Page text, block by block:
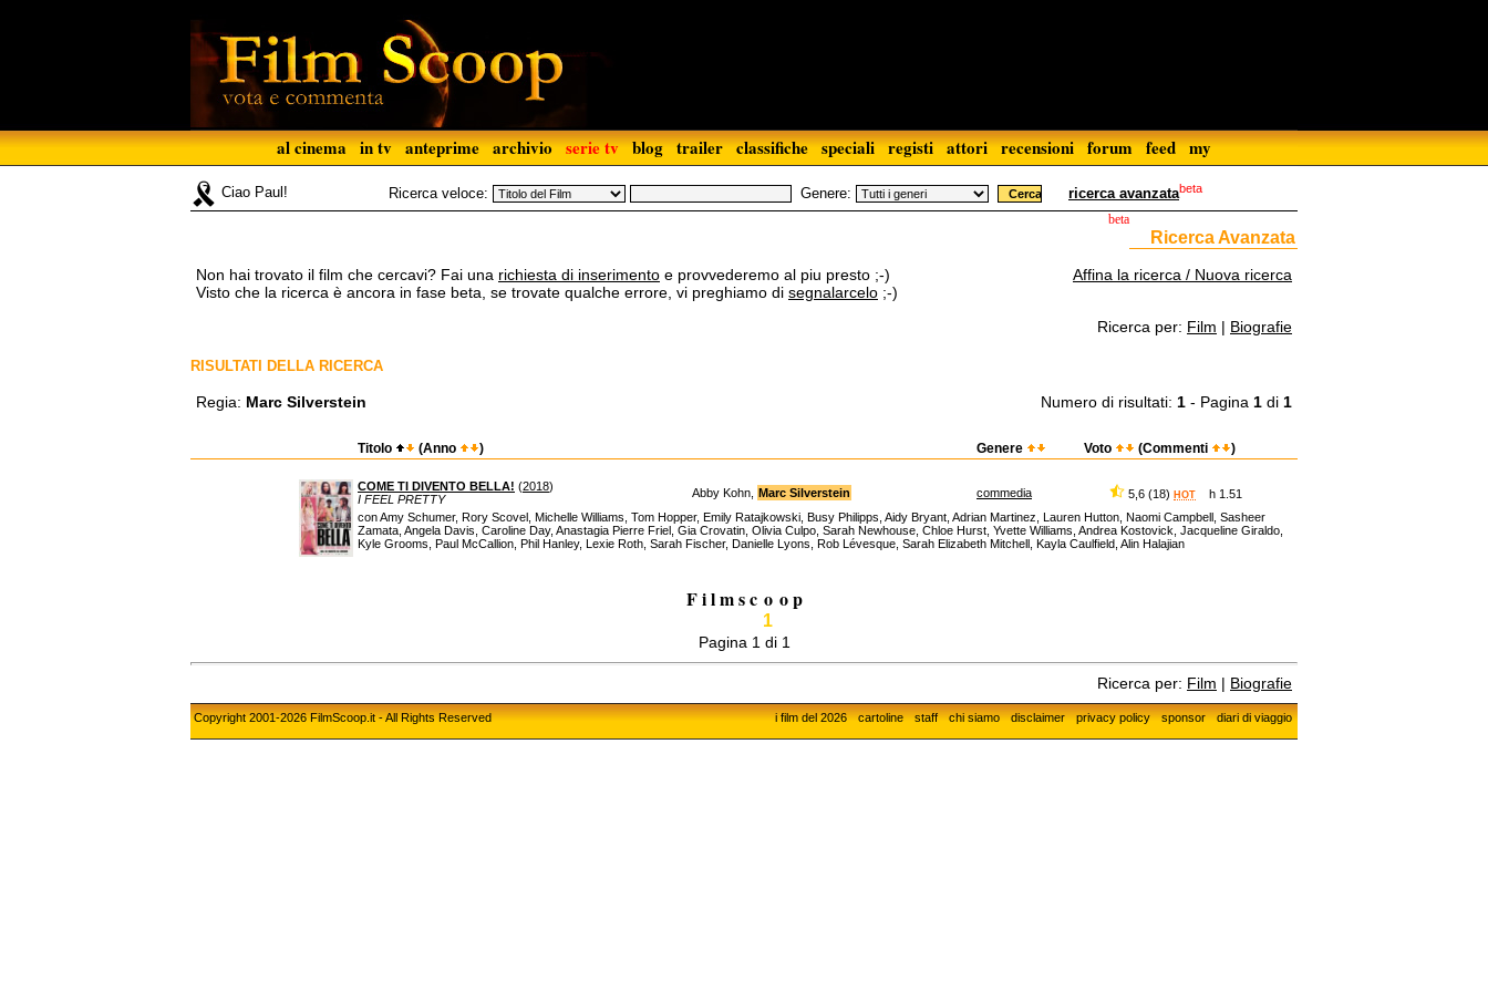
al cinema in tv anteprime archivio serie tv blog trailer classifiche speciali registi attori recensioni forum feed my
Ciao Paul! Ricerca veloce: Genere: ricerca avanzatabeta
Ricerca Avanzata
beta
Affina la ricerca / Nuova ricerca
Non hai trovato il film che cercavi? Fai una richiesta di inserimento e provvederemo al piu presto ;-)
Visto che la ricerca è ancora in fase beta, se trovate qualche errore, vi preghiamo di segnalarcelo ;-)
Ricerca per: Film | Biografie
RISULTATI DELLA RICERCA
Numero di risultati: 1 - Pagina 1 di 1
Regia: Marc Silverstein
Titolo (Anno ) Genere Voto (Commenti )
COME TI DIVENTO BELLA! (2018)
I FEEL PRETTY
Abby Kohn, Marc Silverstein commedia 5,6 (18) HOT h 1.51
con Amy Schumer, Rory Scovel, Michelle Williams, Tom Hopper, Emily Ratajkowski, Busy Philipps, Aidy Bryant, Adrian Martinez, Lauren Hutton, Naomi Campbell, Sasheer
Zamata, Angela Davis, Caroline Day, Anastagia Pierre Friel, Gia Crovatin, Olivia Culpo, Sarah Newhouse, Chloe Hurst, Yvette Williams, Andrea Kostovick, Jacqueline Giraldo,
Kyle Grooms, Paul McCallion, Phil Hanley, Lexie Roth, Sarah Fischer, Danielle Lyons, Rob Lévesque, Sarah Elizabeth Mitchell, Kayla Caulfield, Alin Halajian
F i l m s c o
1
o p
Pagina 1 di 1
Ricerca per: Film | Biografie
diari di viaggio
sponsor
privacy policy
disclaimer
chi siamo
staff
cartoline
i film del 2026
Copyright 2001-2026 FilmScoop.it - All Rights Reserved